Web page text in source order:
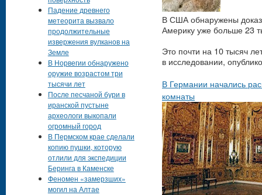
В США обнаружены
Америку уже больше 23
Это почти на 10 тысяч
в исследовании,
В Германии начались
комнаты
Падение древнего
метеорита вызвало
продолжительные
извержения вулканов на
Земле
В Норвегии обнаружено
оружие возрастом три
тысячи лет
После песчаной бури в
иранской пустыне
археологи выкопали
огромный город
В Пермском крае сделали
копию пушки, которую
отлили для экспедиции
Беринга в Каменске
Феномен «замерзших»
могил на Алтае